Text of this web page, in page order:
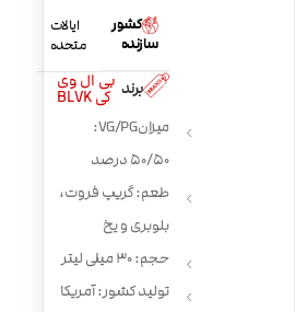
کشور
سازنده
ایالات
متحده
برند بی ال وی
کی BLVK
میزان VG/PG:
50/50 درصد
طعم: گریپ فروت،
بلوبری و یخ
حجم: 30 میلی لیتر
تولید کشور: آمریکا